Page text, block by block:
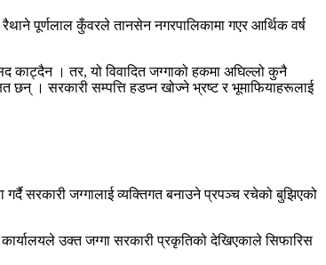
पूर्णलाल कुँवरले तानसेन नगरपालिकामा गएर आर्थिक वर्ष
काट्दैन । तर, यो विवादित जग्गाको हकमा अघिल्लो कुनै
। सरकारी सम्पत्ति हडप्न खोज्ने भ्रष्ट र भूमाफियाहरूलाई
गर्दै सरकारी जग्गालाई व्यक्तिगत बनाउने प्रपञ्च रचेको बुझिएको
उक्त जग्गा सरकारी प्रकृतिको देखिएकाले सिफारिस